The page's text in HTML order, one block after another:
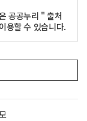
공공누리 " 출처
용할 수 있습니다.